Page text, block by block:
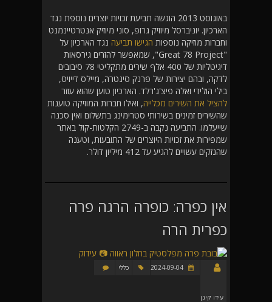
באוגוסט 2013 הוגשה תביעת זכויות יוצרים נוספת נגד
הארכיון. יוניברסל מיוזיק גרופ, סוני מיוזיק אנטרטיינמנט
וחברות מוזיקה נוספות הגישו תביעה נגד הארכיון על
"Great 78 Project", שמאפשר להזרים גירסאות
דיגיטליות של 400 אלף שירים מתקליטי 78 סיבובים
לדקה, ובהם יצירות של פרנק סינטרה, מיילס דייויס,
בילי הולידי ואלה פיצ'ג'רלד. הארכיון טוען שהוא עוזר
להציל את השירים מכלייה, ואילו חברות המוזיקה טוענות
שהשירים זמינים בשירותי סטרימינג בתשלום ואין סכנה
שייעלמו. התביעה נקבה ב-2749 הקלטות-קול באתר
שמפירות את זכויות היוצרים של התובעות, וטענה
שהנזקים עשויים להגיע עד 412 מיליון דולר.
אין כפרה: כופרה הרגה פרה
כפרית הרה
עידו קינן
כללי